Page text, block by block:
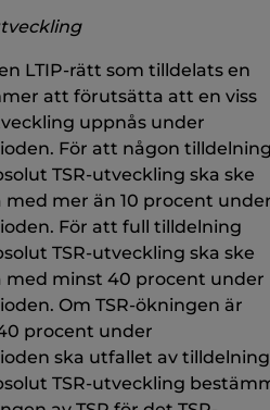
LTIP-rätt som tilldelats en
att förutsätta att en viss
uppnås under
För att någon
TSR-utveckling ska ske
med mer än 10 procent
För att full tilldelning
TSR-utveckling ska ske
med minst 40 procent under
Om TSR-ökningen är
procent under
ska utfallet av
TSR-utveckling